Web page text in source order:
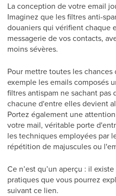
La conception de votre email
Imaginez que les filtres anti-
douaniers qui vérifient chaque
messagerie de vos contacts,
moins sévères.
Pour mettre toutes les
exemple les emails composés
filtres antispam ne sachant pas
chacune d'entre elles devient
Portez également une
votre mail, véritable porte
les techniques employées par
répétition de majuscules ou
Ce n’est qu’un aperçu : il
pratiques que vous pourrez
suivant ce lien.